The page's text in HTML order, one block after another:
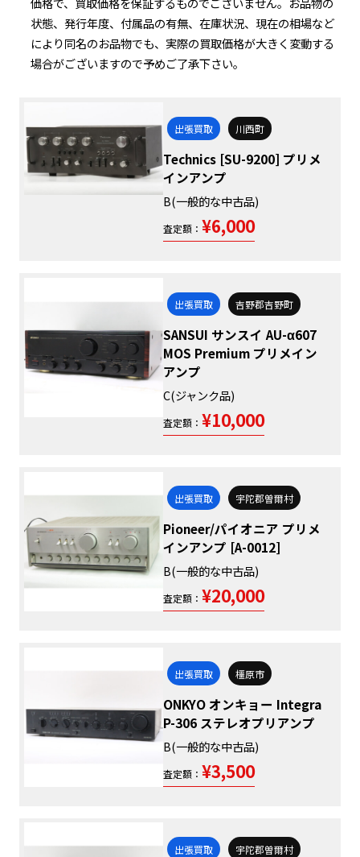
状態、発行年度、付属品の有無、在庫状況、現在の相場など
により同名のお品物でも、実際の買取価格が大きく変動する
場合がございますので予めご了承下さい。
出張買取 川西町
Technics [SU-9200] プリメ
インアンプ
B(一般的な中古品)
査定額： ¥6,000
出張買取 吉野郡吉野町
SANSUI サンスイ AU-α607
MOS Premium プリメイン
アンプ
C(ジャンク品)
査定額： ¥10,000
出張買取 宇陀郡曽爾村
Pioneer/パイオニア プリメ
インアンプ [A-0012]
B(一般的な中古品)
査定額： ¥20,000
出張買取 橿原市
ONKYO オンキョー Integra
P-306 ステレオプリアンプ
B(一般的な中古品)
査定額： ¥3,500
出張買取 宇陀郡曽爾村